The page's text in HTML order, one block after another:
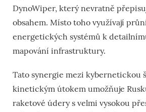
DynoWiper, který nevratně
obsahem. Místo toho využívají
energetických systémů k
mapování infrastruktury.
Tato synergie mezi kybernetickou
kinetickým útokem umožňuje
raketové údery s velmi vysokou